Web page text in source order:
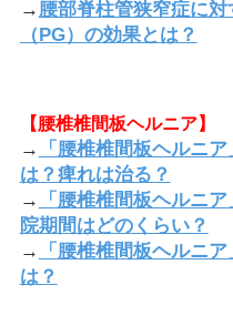
→ 腰部脊柱管狭窄症に
（PG）の効果とは？
【腰椎椎間板ヘルニア】
→
「腰椎椎間板ヘルニ
は？痺れは治る？
→
「腰椎椎間板ヘルニ
院期間はどのくらい？
→
「腰椎椎間板ヘルニ
は？